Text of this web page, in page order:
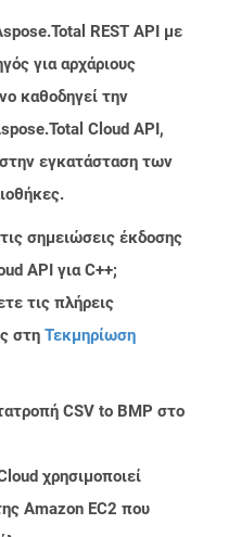
REST API με
για αρχάριους
καθοδηγεί την
Cloud API,
εγκατάσταση των
σημειώσεις έκδοσης
API για C++;
τις πλήρεις
στη Τεκμηρίωση
CSV to BMP στο
χρησιμοποιεί
Amazon EC2 που